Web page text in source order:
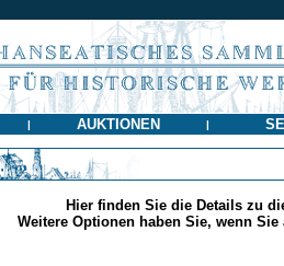
| AUKTIONEN |
Hier finden Sie die Details zu
Weitere Optionen haben Sie, wenn